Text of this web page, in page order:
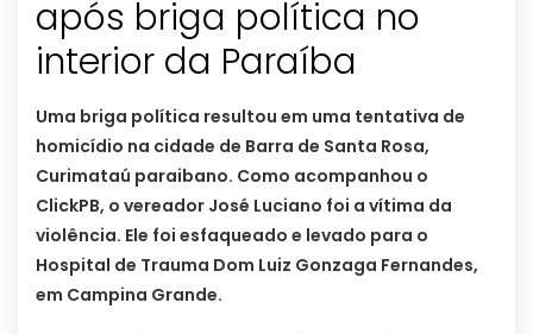
após briga política no
interior da Paraíba
Uma briga política resultou em uma tentativa de
homicídio na cidade de Barra de Santa Rosa,
Curimataú paraibano. Como acompanhou o
ClickPB, o vereador José Luciano foi a vítima da
violência. Ele foi esfaqueado e levado para o
Hospital de Trauma Dom Luiz Gonzaga Fernandes,
em Campina Grande.